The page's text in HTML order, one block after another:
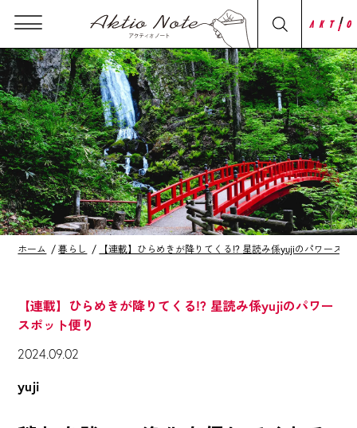
ホーム 暮らし 【連載】ひらめきが降りてくる!? 星読み係yujiのパワースポ
【連載】ひらめきが降りてくる!? 星読み係yujiのパワー
スポット便り
2024.09.02
yuji